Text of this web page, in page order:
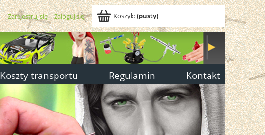
Koszyk:(pusty)
Zarejestruj się Zaloguj się
Koszty transportu Regulamin Kontakt